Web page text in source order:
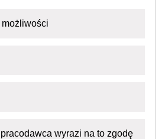
wyrazi na to zgodę